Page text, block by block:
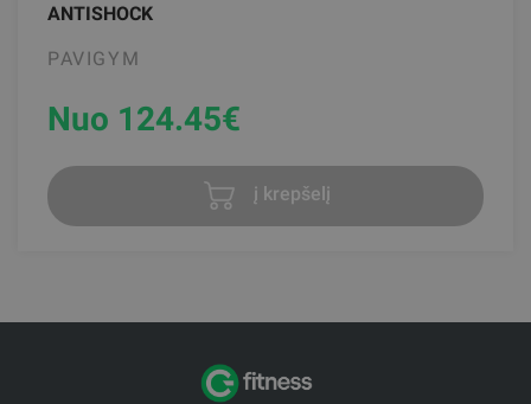
ANTISHOCK
PAVIGYM
Nuo 124.45€
į krepšelį